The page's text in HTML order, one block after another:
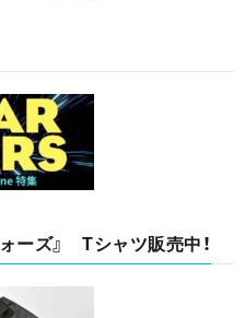
ーズ』 Tシャツ販売中！